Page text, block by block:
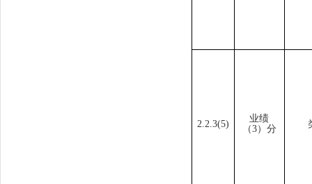
2.2.3(5)
业绩
（3）分